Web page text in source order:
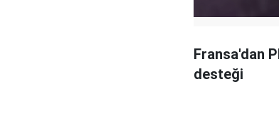
Fransa'dan
desteği